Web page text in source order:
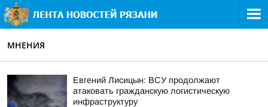
МНЕНИЯ
Евгений Лисицын: ВСУ продолжают
атаковать гражданскую логистическую
инфраструктуру